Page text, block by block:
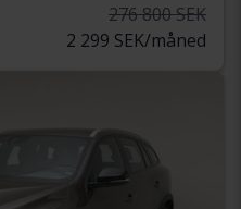
276 800 SEK
2 299 SEK/måned